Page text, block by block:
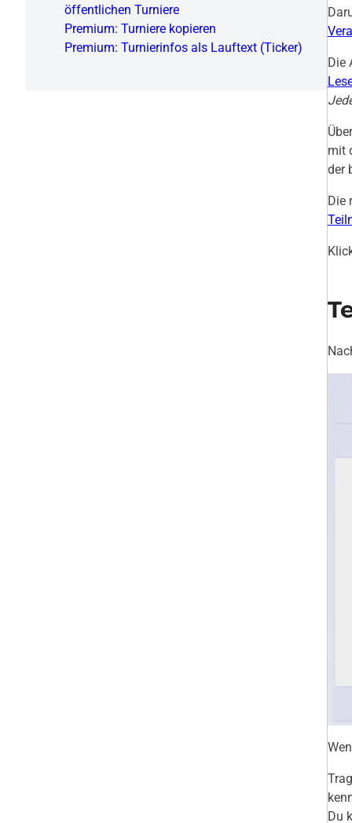
öffentlichen Turniere
Premium: Turniere kopieren
Premium: Turnierinfos als Lauftext (Ticker)
Die
mit
der
Die
Du